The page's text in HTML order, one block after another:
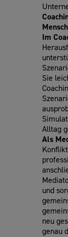
Im
Sie
Alltag
Als
und
neu
genau